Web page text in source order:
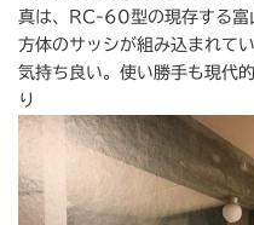
真は、RC-60型の現存する富
方体のサッシが組み込まれて
気持ち良い。使い勝手も現代
り